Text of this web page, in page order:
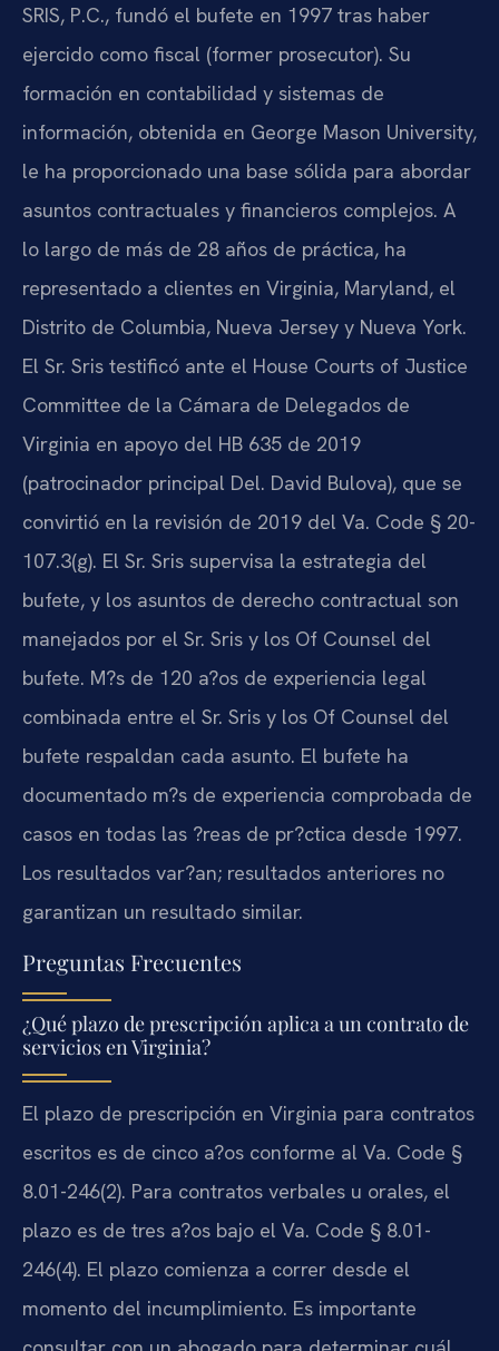
SRIS, P.C., fundó el bufete en 1997 tras haber
ejercido como fiscal (former prosecutor). Su
formación en contabilidad y sistemas de
información, obtenida en George Mason University,
le ha proporcionado una base sólida para abordar
asuntos contractuales y financieros complejos. A
lo largo de más de 28 años de práctica, ha
representado a clientes en Virginia, Maryland, el
Distrito de Columbia, Nueva Jersey y Nueva York.
El Sr. Sris testificó ante el House Courts of Justice
Committee de la Cámara de Delegados de
Virginia en apoyo del HB 635 de 2019
(patrocinador principal Del. David Bulova), que se
convirtió en la revisión de 2019 del Va. Code § 20-
107.3(g). El Sr. Sris supervisa la estrategia del
bufete, y los asuntos de derecho contractual son
manejados por el Sr. Sris y los Of Counsel del
bufete. M?s de 120 a?os de experiencia legal
combinada entre el Sr. Sris y los Of Counsel del
bufete respaldan cada asunto. El bufete ha
documentado m?s de experiencia comprobada de
casos en todas las ?reas de pr?ctica desde 1997.
Los resultados var?an; resultados anteriores no
garantizan un resultado similar.
Preguntas Frecuentes
¿Qué plazo de prescripción aplica a un contrato de
servicios en Virginia?
El plazo de prescripción en Virginia para contratos
escritos es de cinco a?os conforme al Va. Code §
8.01-246(2). Para contratos verbales u orales, el
plazo es de tres a?os bajo el Va. Code § 8.01-
246(4). El plazo comienza a correr desde el
momento del incumplimiento. Es importante